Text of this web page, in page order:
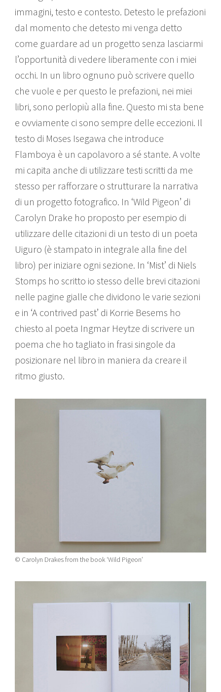
immagini, testo e contesto. Detesto le prefazioni
dal momento che detesto mi venga detto
come guardare ad un progetto senza lasciarmi
l’opportunità di vedere liberamente con i miei
occhi. In un libro ognuno può scrivere quello
che vuole e per questo le prefazioni, nei miei
libri, sono perlopiù alla fine. Questo mi sta bene
e ovviamente ci sono sempre delle eccezioni. Il
testo di Moses Isegawa che introduce
Flamboya è un capolavoro a sé stante. A volte
mi capita anche di utilizzare testi scritti da me
stesso per rafforzare o strutturare la narrativa
di un progetto fotografico. In ‘Wild Pigeon’ di
Carolyn Drake ho proposto per esempio di
utilizzare delle citazioni di un testo di un poeta
Uiguro (è stampato in integrale alla fine del
libro) per iniziare ogni sezione. In ‘Mist’ di Niels
Stomps ho scritto io stesso delle brevi citazioni
nelle pagine gialle che dividono le varie sezioni
e in ‘A contrived past’ di Korrie Besems ho
chiesto al poeta Ingmar Heytze di scrivere un
poema che ho tagliato in frasi singole da
posizionare nel libro in maniera da creare il
ritmo giusto.
© Carolyn Drakes from the book ‘Wild Pigeon’